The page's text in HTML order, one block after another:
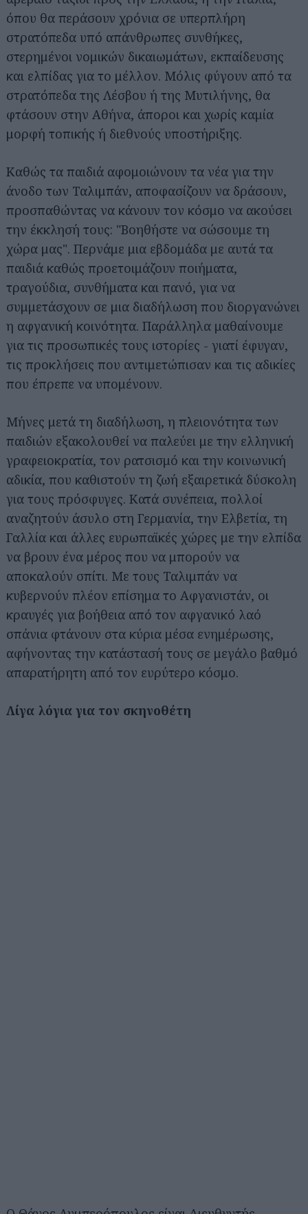
όπου θα περάσουν χρόνια σε υπερπλήρη
στρατόπεδα υπό απάνθρωπες συνθήκες,
στερημένοι νομικών δικαιωμάτων, εκπαίδευσης
και ελπίδας για το μέλλον. Μόλις φύγουν από τα
στρατόπεδα της Λέσβου ή της Μυτιλήνης, θα
φτάσουν στην Αθήνα, άποροι και χωρίς καμία
μορφή τοπικής ή διεθνούς υποστήριξης.
Καθώς τα παιδιά αφομοιώνουν τα νέα για την
άνοδο των Ταλιμπάν, αποφασίζουν να δράσουν,
προσπαθώντας να κάνουν τον κόσμο να ακούσει
την έκκλησή τους: "Βοηθήστε να σώσουμε τη
χώρα μας". Περνάμε μια εβδομάδα με αυτά τα
παιδιά καθώς προετοιμάζουν ποιήματα,
τραγούδια, συνθήματα και πανό, για να
συμμετάσχουν σε μια διαδήλωση που διοργανώνει
η αφγανική κοινότητα. Παράλληλα μαθαίνουμε
για τις προσωπικές τους ιστορίες - γιατί έφυγαν,
τις προκλήσεις που αντιμετώπισαν και τις αδικίες
που έπρεπε να υπομένουν.
Μήνες μετά τη διαδήλωση, η πλειονότητα των
παιδιών εξακολουθεί να παλεύει με την ελληνική
γραφειοκρατία, τον ρατσισμό και την κοινωνική
αδικία, που καθιστούν τη ζωή εξαιρετικά δύσκολη
για τους πρόσφυγες. Κατά συνέπεια, πολλοί
αναζητούν άσυλο στη Γερμανία, την Ελβετία, τη
Γαλλία και άλλες ευρωπαϊκές χώρες με την ελπίδα
να βρουν ένα μέρος που να μπορούν να
αποκαλούν σπίτι. Με τους Ταλιμπάν να
κυβερνούν πλέον επίσημα το Αφγανιστάν, οι
κραυγές για βοήθεια από τον αφγανικό λαό
σπάνια φτάνουν στα κύρια μέσα ενημέρωσης,
αφήνοντας την κατάστασή τους σε μεγάλο βαθμό
απαρατήρητη από τον ευρύτερο κόσμο.
Λίγα λόγια για τον σκηνοθέτη